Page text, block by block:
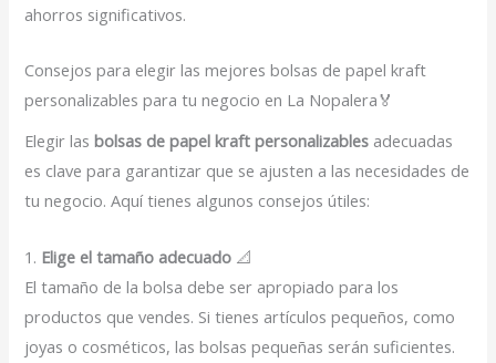
ahorros significativos.
Consejos para elegir las mejores bolsas de papel kraft
personalizables para tu negocio en La Nopalera🏅
Elegir lasbolsas de papel kraft personalizables adecuadas
es clave para garantizar que se ajusten a las necesidades de
tu negocio. Aquí tienes algunos consejos útiles:
1. Elige el tamaño adecuado 📐
El tamaño de la bolsa debe ser apropiado para los
productos que vendes. Si tienes artículos pequeños, como
joyas o cosméticos, las bolsas pequeñas serán suficientes.